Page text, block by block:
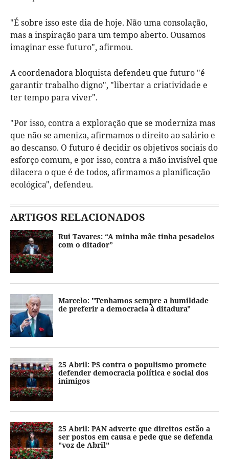
"É sobre isso este dia de hoje. Não uma consolação,
mas a inspiração para um tempo aberto. Ousamos
imaginar esse futuro", afirmou.
A coordenadora bloquista defendeu que futuro "é
garantir trabalho digno", "libertar a criatividade e
ter tempo para viver".
"Por isso, contra a exploração que se moderniza mas
que não se ameniza, afirmamos o direito ao salário e
ao descanso. O futuro é decidir os objetivos sociais do
esforço comum, e por isso, contra a mão invisível que
dilacera o que é de todos, afirmamos a planificação
ecológica", defendeu.
ARTIGOS RELACIONADOS
Rui Tavares: “A minha mãe tinha pesadelos
com o ditador”
Marcelo: "Tenhamos sempre a humildade
de preferir a democracia à ditadura"
25 Abril: PS contra o populismo promete
defender democracia política e social dos
inimigos
25 Abril: PAN adverte que direitos estão a
ser postos em causa e pede que se defenda
"voz de Abril"